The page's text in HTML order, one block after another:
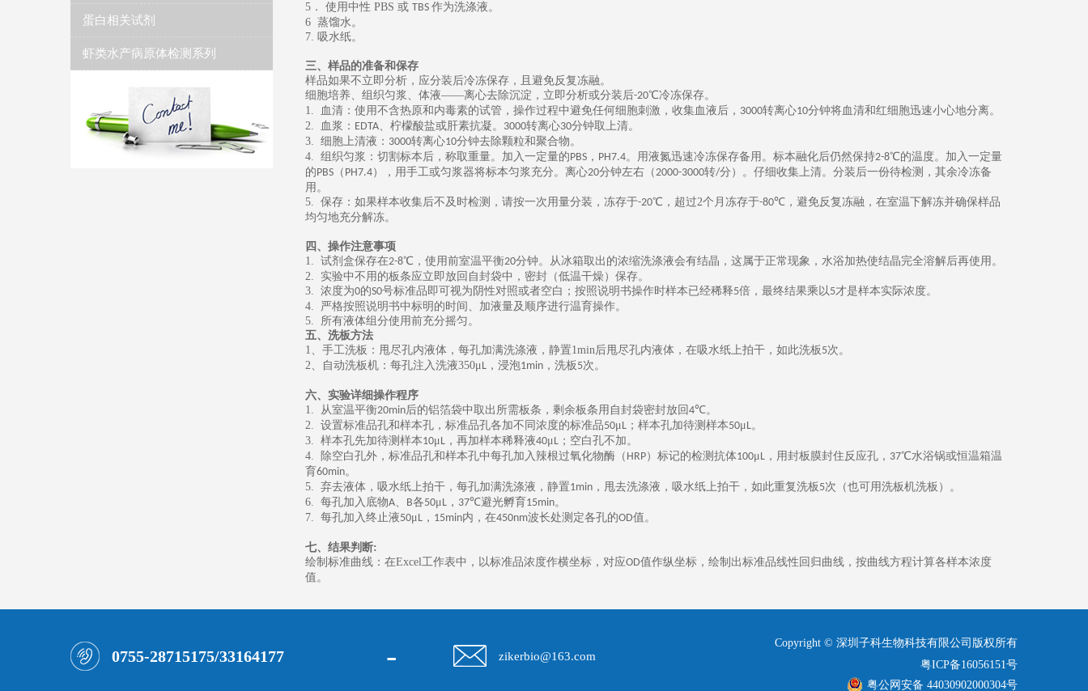
蛋白相关试剂
虾类水产病原体检测系列
5 ． 使用中性 PBS 或 TBS 作为洗涤液。
6 蒸馏水。
7. 吸水纸。
三、样品的准备和保存
样品如果不立即分析，应分装后冷冻保存，且避免反复冻融。
细胞培养、组织匀浆、体液——离心去除沉淀，立即分析或分装后-20℃冷冻保存。
1.
血清：使用不含热原和内毒素的试管，操作过程中避免任何细胞刺激，收集血液后， 3000转离心10分钟将血清和红细胞迅速小心地分离。
2.
血浆： EDTA、柠檬酸盐或肝素抗凝。 3000转离心30分钟取上清。
3. 细胞上清液： 3000转离心10分钟去除颗粒和聚合物。
4. 组织匀浆：切割标本后，称取重量。加入一定量的PBS ， PH7.4。用液氮迅速冷冻保存备用。标本融化后仍然保持2-8℃的温度。加入一定量
的PBS （ PH7.4），用手工或匀浆器将标本匀浆充分。离心20分钟左右（2000-3000转/分）。仔细收集上清。分装后一份待检测，其余冷冻备
用。
5. 保存：如果样本收集后不及时检测，请按一次用量分装，冻存于-20℃， 超过2个月冻存于-80℃， 避免反复冻融，在室温下解冻并确保样品
均匀地充分解冻。
四、操作注意事项
1. 试剂盒保存在2-8℃，使用前室温平衡20分钟。从冰箱取出的浓缩洗涤液会有结晶，这属于正常现象，水浴加热使结晶完全溶解后再使用。
2. 实验中不用的板条应立即放回自封袋中，密封（低温干燥）保存。
3. 浓度为0的S0号标准品即可视为阴性对照或者空白；按照说明书操作时样本已经稀释5倍，最终结果乘以5才是样本实际浓度。
4. 严格按照说明书中标明的时间、加液量及顺序进行温育操作。
5. 所有液体组分使用前充分摇匀。
五、 洗板方法
1 、 手工洗板：甩尽孔内液体，每孔加满洗涤液，静置1min后甩尽孔内液体，在吸水纸上拍干，如此洗板 5次。
2、 自动洗板机：每孔注入洗液350μL ，浸泡1min ，洗板 5次。
六、 实验详细操作程序
1. 从室温平衡20min后的铝箔袋中取出所需板条，剩余板条用自封袋密封放回4℃。
2. 设置标准品孔和样本孔，标准品孔各加不同浓度的标准品50μL ；样本孔加待测样本50μL。
3. 样本孔先加待测样本10μL ，再加样本稀释液40μL ；空白孔不加。
4.
除空白孔外，标准品孔和样本孔中每孔加入辣根过氧化物酶（ HRP）标记的检测抗体100μL ，用封板膜封住反应孔， 37℃水浴锅或恒温箱温
育60min。
5. 弃去液体，吸水纸上拍干，每孔加满洗涤液，静置1min ，甩去洗涤液，吸水纸上拍干，如此重复洗板 5次（也可用洗板机洗板）。
6. 每孔加入底物A、 B各50μL ， 37℃避光孵育15min。
7. 每孔加入终止液50μL ， 15min内，在450nm波长处测定各孔的OD值。
七、 结果判断:
绘制标准曲线：在Excel工作表中，以标准品浓度作横坐标，对应OD值作纵坐标，绘制出标准品线性回归曲线，按曲线方程计算各样本浓度
值。
0755-28715175/33164177 - zikerbio@163.com
Copyright © 深圳子科生物科技有限公司版权所有
粤ICP备16056151号
粤公网安备 44030902000304号